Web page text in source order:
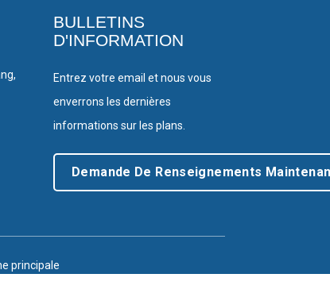
BULLETINS
D'INFORMATION
Entrez votre email et nous vous
enverrons les dernières
informations sur les plans.
Demande De Renseignements
principale